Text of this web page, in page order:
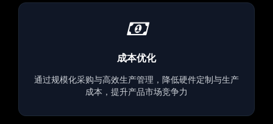
成本优化
通过规模化采购与高效生产管理，降低硬件定制与生产
成本，提升产品市场竞争力